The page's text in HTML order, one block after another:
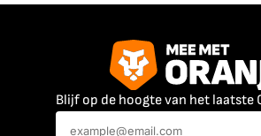
Blijf op de hoogte van het laatste